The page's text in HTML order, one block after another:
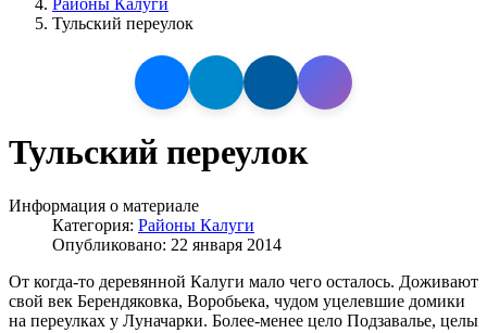
Районы Калуги
Тульский переулок
Тульский переулок
Информация о материале
Категория: Районы Калуги
Опубликовано: 22 января 2014
От когда-то деревянной Калуги мало чего осталось. Доживают
свой век Берендяковка, Воробьека, чудом уцелевшие домики
на переулках у Луначарки. Более-менее цело Подзавалье, целы